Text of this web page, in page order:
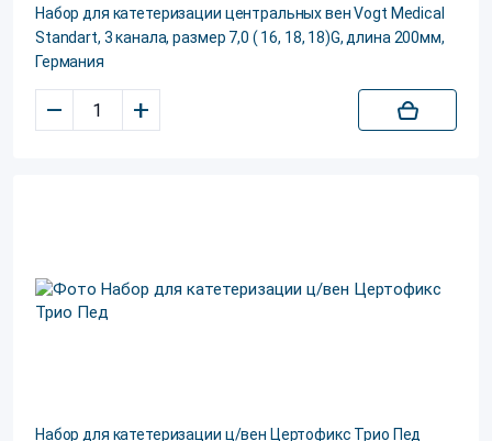
Набор для катетеризации центральных вен Vogt Medical
Standart, 3 канала, размер 7,0 ( 16, 18, 18)G, длина 200мм,
Германия
– +
Набор для катетеризации ц/вен Цертофикс Трио Пед